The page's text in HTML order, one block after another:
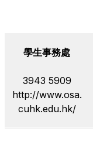
學生事務處
3943 5909
http://www.osa.
cuhk.edu.hk/